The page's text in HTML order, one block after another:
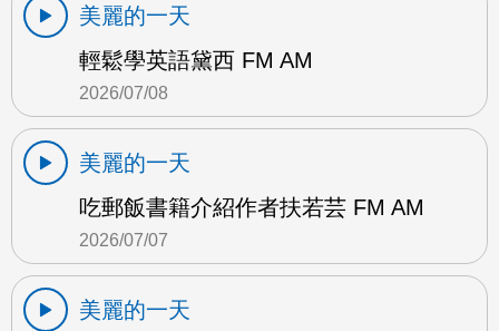
美麗的一天
輕鬆學英語黛西 FM AM
2026/07/08
美麗的一天
吃郵飯書籍介紹作者扶若芸 FM AM
2026/07/07
美麗的一天